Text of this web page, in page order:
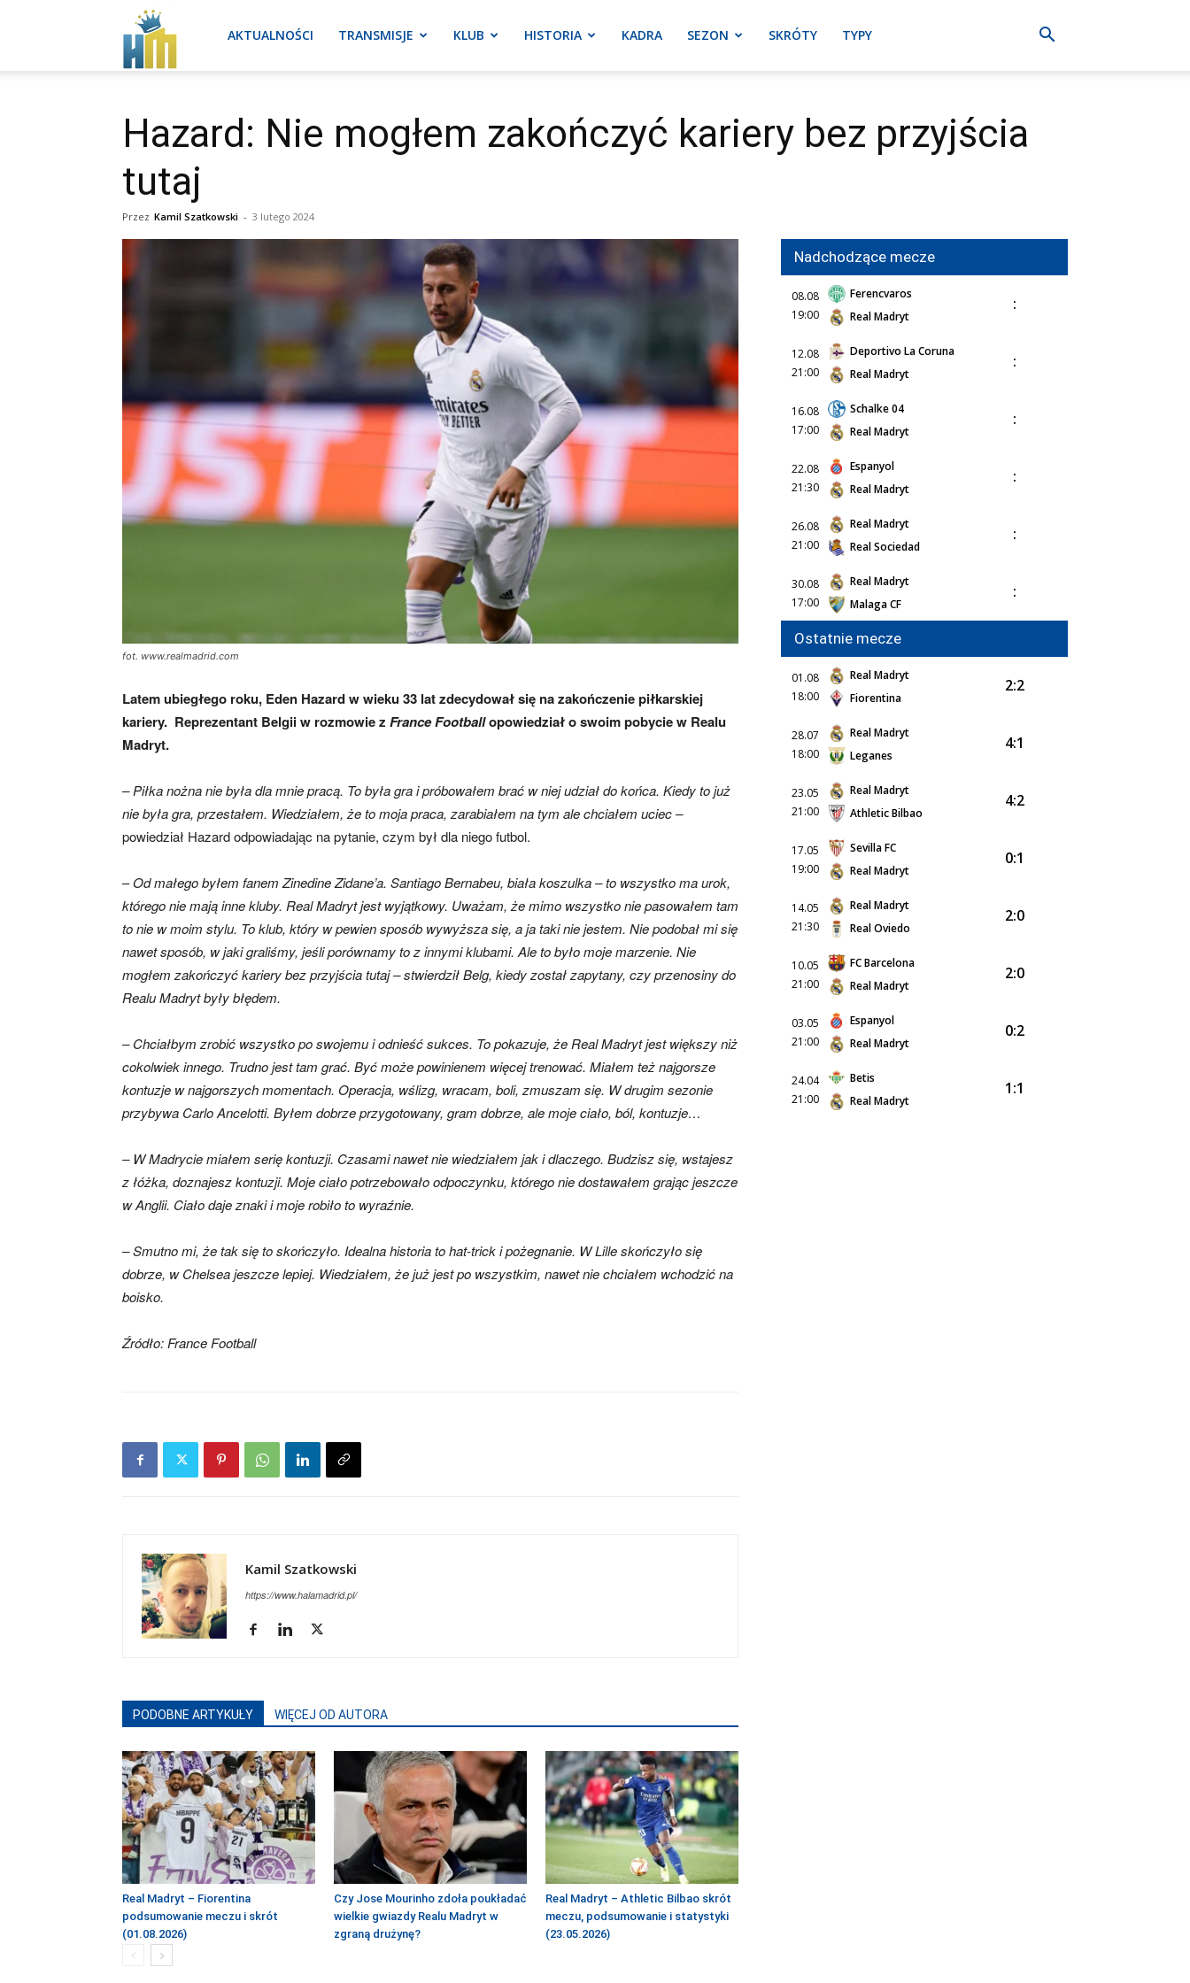
Real
aktualności
AKTUALNOŚCI TRANSMISJE KLUB HISTORIA KADRA SEZON SKRÓTY TYPY
Hazard: Nie mogłem zakończyć kariery bez przyjścia
tutaj
Przez Kamil Szatkowski - 3 lutego 2024
fot. www.realmadrid.com
Latem ubiegłego roku, Eden Hazard w wieku 33 lat zdecydował się na zakończenie piłkarskiej
kariery. Reprezentant Belgii w rozmowie z France Footballopowiedział o swoim pobycie w Realu
Madryt.
– Piłka nożna nie była dla mnie pracą. To była gra i próbowałem brać w niej udział do końca. Kiedy to już
nie była gra, przestałem. Wiedziałem, że to moja praca, zarabiałem na tym ale chciałem uciec –
powiedział Hazard odpowiadając na pytanie, czym był dla niego futbol.
–Od małego byłem fanem Zinedine Zidane’a. Santiago Bernabeu, biała koszulka – to wszystko ma urok,
którego nie mają inne kluby. Real Madryt jest wyjątkowy. Uważam, że mimo wszystko nie pasowałem tam
to nie w moim stylu. To klub, który w pewien sposób wywyższa się, a ja taki nie jestem. Nie podobał mi się
nawet sposób, w jaki graliśmy, jeśli porównamy to z innymi klubami. Ale to było moje marzenie. Nie
mogłem zakończyć kariery bez przyjścia tutaj – stwierdził Belg, kiedy został zapytany, czy przenosiny do
Realu Madryt były błędem.
– Chciałbym zrobić wszystko po swojemu i odnieść sukces. To pokazuje, że Real Madryt jest większy niż
cokolwiek innego. Trudno jest tam grać. Być może powinienem więcej trenować. Miałem też najgorsze
kontuzje w najgorszych momentach. Operacja, wślizg, wracam, boli, zmuszam się. W drugim sezonie
przybywa Carlo Ancelotti. Byłem dobrze przygotowany, gram dobrze, ale moje ciało, ból, kontuzje…
– W Madrycie miałem serię kontuzji. ​​Czasami nawet nie wiedziałem jak i dlaczego. Budzisz się, wstajesz
z łóżka, doznajesz kontuzji. Moje ciało potrzebowało odpoczynku, którego nie dostawałem grając jeszcze
w Anglii. Ciało daje znaki i moje robiło to wyraźnie.
– Smutno mi, że tak się to skończyło. Idealna historia to hat-trick i pożegnanie. W Lille skończyło się
dobrze, w Chelsea jeszcze lepiej. Wiedziałem, że już jest po wszystkim, nawet nie chciałem wchodzić na
boisko.
Źródło: France Football
Kamil Szatkowski
https://www.halamadrid.pl/
PODOBNE ARTYKUŁY WIĘCEJ OD AUTORA
Real Madryt – Fiorentina
podsumowanie meczu i skrót
(01.08.2026)
Czy Jose Mourinho zdoła poukładać
wielkie gwiazdy Realu Madryt w
zgraną drużynę?
Real Madryt – Athletic Bilbao skrót
meczu, podsumowanie i statystyki
(23.05.2026)
Nadchodzące mecze
08.08
19:00
Ferencvaros
Real Madryt
:
12.08
21:00
Deportivo La Coruna
Real Madryt
:
16.08
17:00
Schalke 04
Real Madryt
:
22.08
21:30
Espanyol
Real Madryt
:
26.08
21:00
Real Madryt
Real Sociedad
:
30.08
17:00
Real Madryt
Malaga CF
:
Ostatnie mecze
01.08
18:00
Real Madryt
Fiorentina
2:2
28.07
18:00
Real Madryt
Leganes
4:1
23.05
21:00
Real Madryt
Athletic Bilbao
4:2
17.05
19:00
Sevilla FC
Real Madryt
0:1
14.05
21:30
Real Madryt
Real Oviedo
2:0
10.05
21:00
FC Barcelona
Real Madryt
2:0
03.05
21:00
Espanyol
Real Madryt
0:2
24.04
21:00
Betis
Real Madryt
1:1